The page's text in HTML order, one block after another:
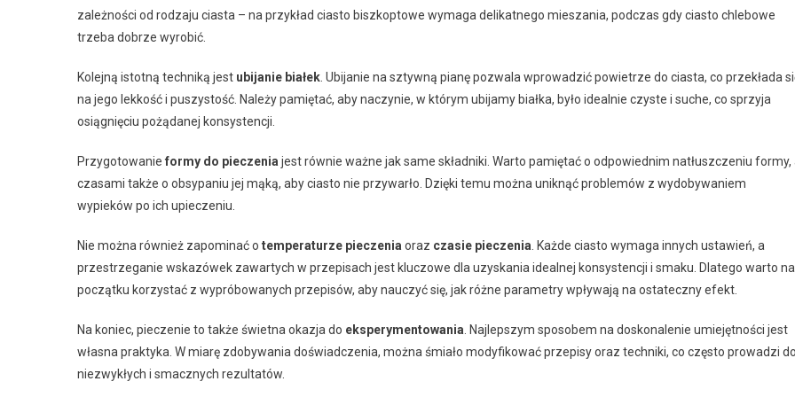
zależności od rodzaju ciasta – na przykład ciasto biszkoptowe wymaga delikatnego mieszania, podczas gdy ciasto chlebowe
trzeba dobrze wyrobić.
Kolejną istotną techniką jest ubijanie białek. Ubijanie na sztywną pianę pozwala wprowadzić powietrze do ciasta, co przekłada
na jego lekkość i puszystość. Należy pamiętać, aby naczynie, w którym ubijamy białka, było idealnie czyste i suche, co sprzyja
osiągnięciu pożądanej konsystencji.
Przygotowanie formy do pieczeniajest równie ważne jak same składniki. Warto pamiętać o odpowiednim natłuszczeniu formy,
czasami także o obsypaniu jej mąką, aby ciasto nie przywarło. Dzięki temu można uniknąć problemów z wydobywaniem
wypieków po ich upieczeniu.
Nie można również zapominać o temperaturze pieczeniaoraz czasie pieczenia. Każde ciasto wymaga innych ustawień, a
przestrzeganie wskazówek zawartych w przepisach jest kluczowe dla uzyskania idealnej konsystencji i smaku. Dlatego warto na
początku korzystać z wypróbowanych przepisów, aby nauczyć się, jak różne parametry wpływają na ostateczny efekt.
Na koniec, pieczenie to także świetna okazja do eksperymentowania. Najlepszym sposobem na doskonalenie umiejętności jest
własna praktyka. W miarę zdobywania doświadczenia, można śmiało modyfikować przepisy oraz techniki, co często prowadzi
niezwykłych i smacznych rezultatów.